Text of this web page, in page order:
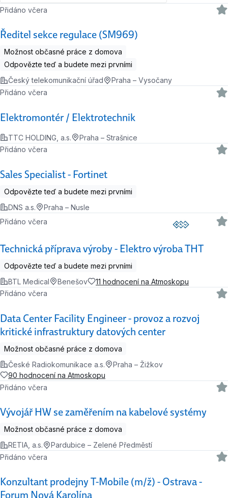
Ředitel sekce regulace (SM969)
Přidáno včera
Možnost občasné práce z domova
Odpovězte teď a budete mezi prvními
Český telekomunikační úřad
Praha – Vysočany
Elektromontér / Elektrotechnik
Přidáno včera
TTC HOLDING, a.s. Praha – Strašnice
Sales Specialist - Fortinet
Přidáno včera
Odpovězte teď a budete mezi prvními
DNS a.s.
Praha – Nusle
Technická příprava výroby - Elektro výroba THT
Přidáno včera
Odpovězte teď a budete mezi prvními
BTL Medical
Benešov 11 hodnocení na Atmoskopu
Data Center Facility Engineer - provoz a rozvoj
kritické infrastruktury datových center
Přidáno včera
Možnost občasné práce z domova
České Radiokomunikace a.s.
Praha – Žižkov
90 hodnocení na Atmoskopu
Vývojář HW se zaměřením na kabelové systémy
Přidáno včera
Možnost občasné práce z domova
RETIA, a.s.
Pardubice – Zelené Předměstí
Konzultant prodejny T-Mobile (m/ž) - Ostrava -
Forum Nová Karolína
Přidáno včera